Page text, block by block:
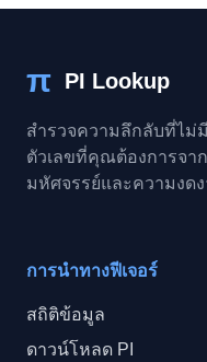
π PI Lookup
สำรวจความลึกลับที่ไม่
ตัวเลขที่คุณต้องการจา
มหัศจรรย์และความงด
การนำทางฟีเจอร์
สถิติข้อมูล
ดาวน์โหลด PI